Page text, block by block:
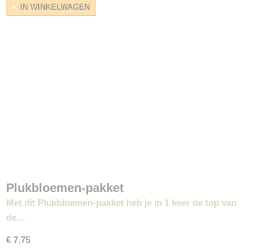
IN WINKELWAGEN
Plukbloemen-pakket
Met dit Plukbloemen-pakket heb je in 1 keer de top van
de…
€ 7,75